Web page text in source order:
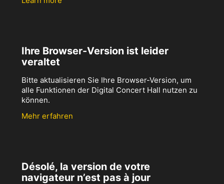
Ihre Browser-Version ist leider
veraltet
Bitte aktualisieren Sie Ihre Browser-Version, um
alle Funktionen der Digital Concert Hall nutzen zu
können.
Mehr erfahren
Désolé, la version de votre
navigateur n’est pas à jour